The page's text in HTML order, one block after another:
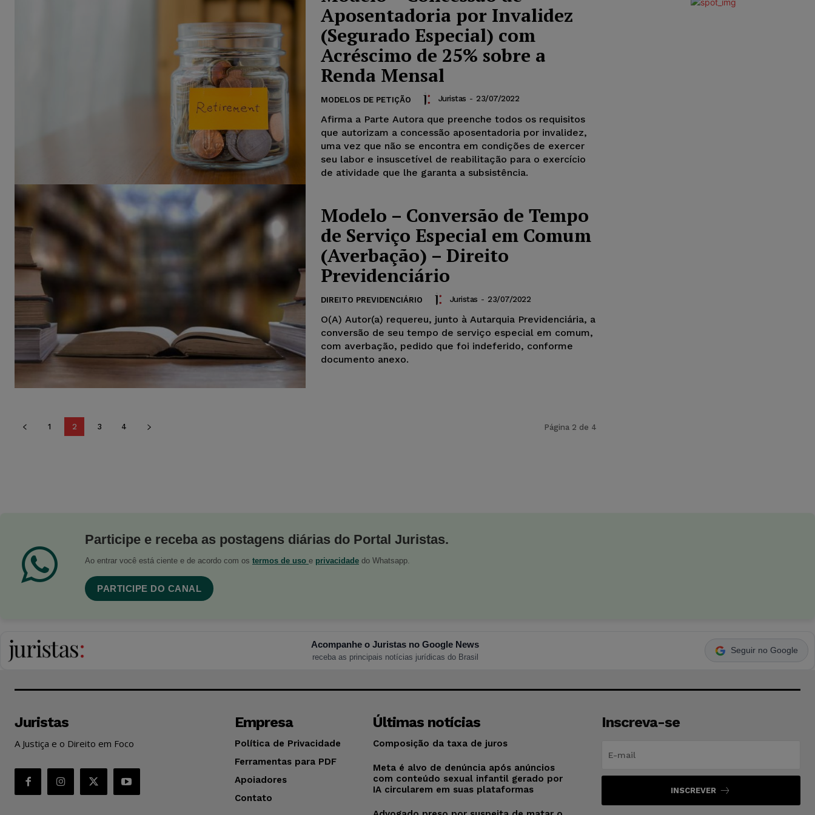
Aposentadoria por Invalidez
(Segurado Especial) com
Acréscimo de 25% sobre a
Renda Mensal
MODELOS DE PETIÇÃO Juristas - 23/07/2022
Afirma a Parte Autora que preenche todos os requisitos
que autorizam a concessão aposentadoria por invalidez,
uma vez que não se encontra em condições de exercer
seu labor e insuscetível de reabilitação para o exercício
de atividade que lhe garanta a subsistência.
Modelo – Conversão de Tempo
de Serviço Especial em Comum
(Averbação) – Direito
Previdenciário
DIREITO PREVIDENCIÁRIO Juristas - 23/07/2022
O(A) Autor(a) requereu, junto à Autarquia Previdenciária, a
conversão de seu tempo de serviço especial em comum,
com averbação, pedido que foi indeferido, conforme
documento anexo.
1 2 3 4 Página 2 de 4
Participe e receba as postagens diárias do Portal Juristas.
Ao entrar você está ciente e de acordo com os termos de uso e privacidade do Whatsapp.
PARTICIPE DO CANAL
Acompanhe o Juristas no Google News
receba as principais notícias jurídicas do Brasil
Seguir no Google
Juristas
A Justiça e o Direito em Foco
Empresa
Política de Privacidade
Ferramentas para PDF
Apoiadores
Contato
Últimas notícias
Composição da taxa de juros
Meta é alvo de denúncia após anúncios
com conteúdo sexual infantil gerado por
IA circularem em suas plataformas
Inscreva-se
INSCREVER